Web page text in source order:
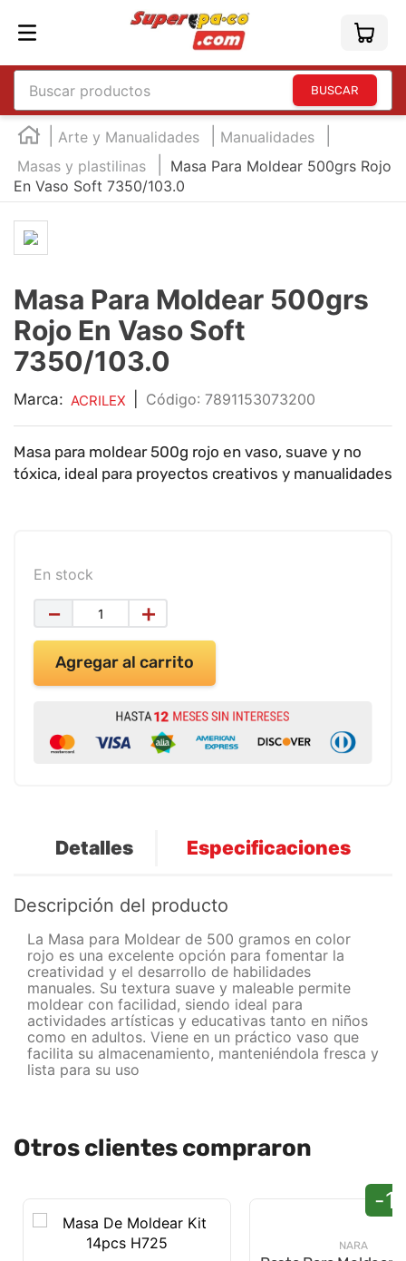
Buscar productos
Arte y Manualidades
Manualidades
Masas y plastilinas
Masa Para Moldear 500grs Rojo
En Vaso Soft 7350/103.0
Masa Para Moldear 500grs
Rojo En Vaso Soft
7350/103.0
Marca: ACRILEX : 7891153073200
Masa para moldear 500g rojo en vaso, suave y no
tóxica, ideal para proyectos creativos y manualidades
En stock
＋
－
Agregar al carrito
Detalles Especificaciones
Descripción del producto
La Masa para Moldear de 500 gramos en color
rojo es una excelente opción para fomentar la
creatividad y el desarrollo de habilidades
manuales. Su textura suave y maleable permite
moldear con facilidad, siendo ideal para
actividades artísticas y educativas tanto en niños
como en adultos. Viene en un práctico vaso que
facilita su almacenamiento, manteniéndola fresca y
lista para su uso
Otros clientes compraron
-
TÉRMINOS MÁS BUSCADOS
england
2.
marcador e300
3.
4.
audifonos
7.
marcadores
teclado
impresora
calculadora